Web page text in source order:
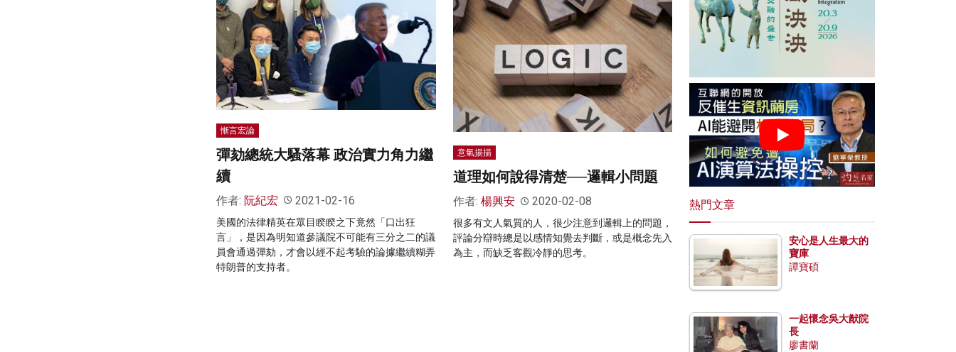
慚言宏論
彈劾總統大騷落幕 政治實力角力繼
續
作者: 阮紀宏 2021-02-16
美國的法律精英在眾目睽睽之下竟然「口出狂
言」，是因為明知道參議院不可能有三分之二的議
員會通過彈劾，才會以經不起考驗的論據繼續糊弄
特朗普的支持者。
意氣揚揚
道理如何說得清楚──邏輯小問題
作者: 楊興安 2020-02-08
很多有文人氣質的人，很少注意到邏輯上的問題，
評論分辯時總是以感情知覺去判斷，或是概念先入
為主，而缺乏客觀冷靜的思考。
熱門文章
安心是人生最大的
寶庫
譚寶碩
一起懷念吳大猷院
長
廖書蘭